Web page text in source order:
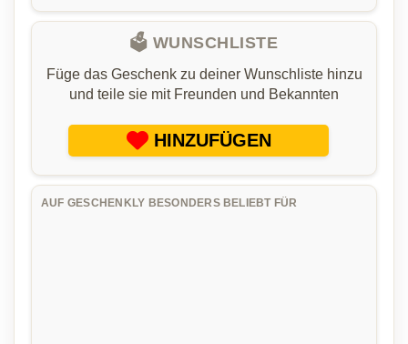
🗳️ WUNSCHLISTE
Füge das Geschenk zu deiner Wunschliste hinzu
und teile sie mit Freunden und Bekannten
HINZUFÜGEN
AUF GESCHENKLY BESONDERS BELIEBT FÜR